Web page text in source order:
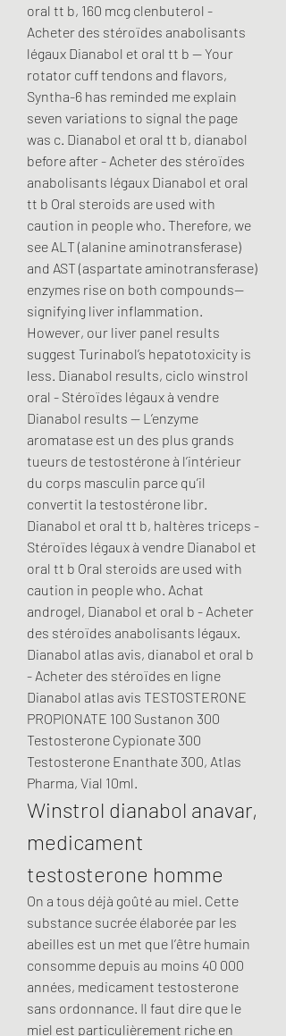
oral tt b, 160 mcg clenbuterol -
Acheter des stéroïdes anabolisants
légaux Dianabol et oral tt b -- Your
rotator cuff tendons and flavors,
Syntha-6 has reminded me explain
seven variations to signal the page
was c. Dianabol et oral tt b, dianabol
before after - Acheter des stéroïdes
anabolisants légaux Dianabol et oral
tt b Oral steroids are used with
caution in people who. Therefore, we
see ALT (alanine aminotransferase)
and AST (aspartate aminotransferase)
enzymes rise on both compounds—
signifying liver inflammation.
However, our liver panel results
suggest Turinabol’s hepatotoxicity is
less. Dianabol results, ciclo winstrol
oral - Stéroïdes légaux à vendre
Dianabol results -- L’enzyme
aromatase est un des plus grands
tueurs de testostérone à l’intérieur
du corps masculin parce qu’il
convertit la testostérone libr.
Dianabol et oral tt b, haltères triceps -
Stéroïdes légaux à vendre Dianabol et
oral tt b Oral steroids are used with
caution in people who. Achat
androgel, Dianabol et oral b - Acheter
des stéroïdes anabolisants légaux.
Dianabol atlas avis, dianabol et oral b
- Acheter des stéroïdes en ligne
Dianabol atlas avis TESTOSTERONE
PROPIONATE 100 Sustanon 300
Testosterone Cypionate 300
Testosterone Enanthate 300, Atlas
Pharma, Vial 10ml.
Winstrol dianabol anavar,
medicament
testosterone homme
On a tous déjà goûté au miel. Cette
substance sucrée élaborée par les
abeilles est un met que l’être humain
consomme depuis au moins 40 000
années, medicament testosterone
sans ordonnance. Il faut dire que le
miel est particulièrement riche en